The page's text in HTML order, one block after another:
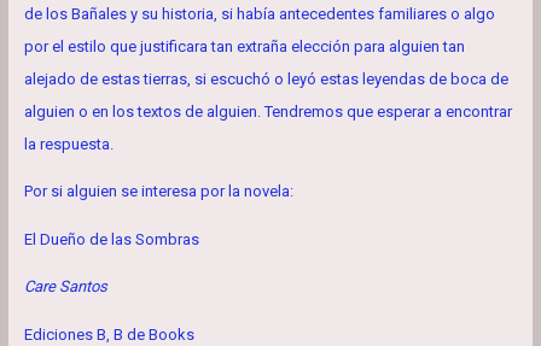
de los Bañales y su historia, si había antecedentes familiares o algo
por el estilo que justificara tan extraña elección para alguien tan
alejado de estas tierras, si escuchó o leyó estas leyendas de boca de
alguien o en los textos de alguien. Tendremos que esperar a encontrar
la respuesta.
Por si alguien se interesa por la novela:
El Dueño de las Sombras
Care Santos
Ediciones B, B de Books